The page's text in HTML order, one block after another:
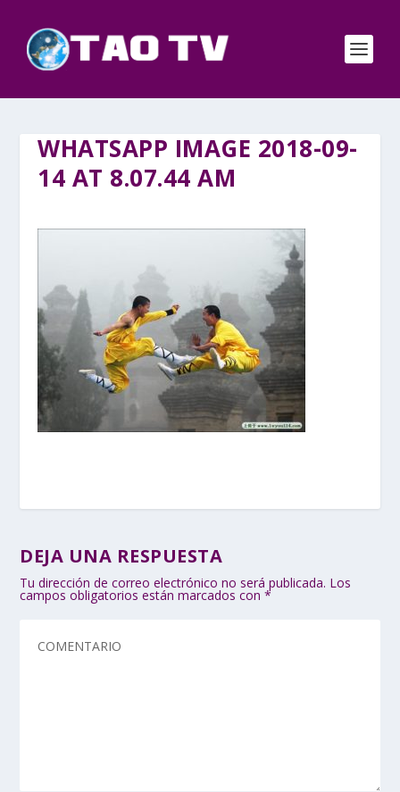
WHATSAPP IMAGE 2018-09-
14 AT 8.07.44 AM
DEJA UNA RESPUESTA
Tu dirección de correo electrónico no será publicada. Los
campos obligatorios están marcados con*